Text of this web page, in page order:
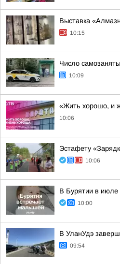
Выставка
10:15
Число
10:09
«Жить хорошо, и
10:06
Эстафету
10:06
В Бурятии в
10:00
В УланУдэ
09:54